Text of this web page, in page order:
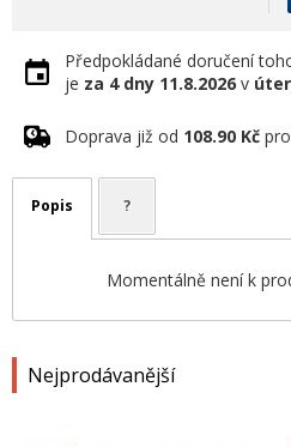
Nejprodávanější
Předpokládané doručení
je za 4 dny 11.8.2026 v
Doprava již od 108.90 Kč
Popis ?
Momentálně není k